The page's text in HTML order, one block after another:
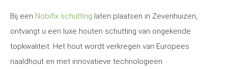
Bij een Nobifix schutting laten plaatsen in Zevenhuizen,
ontvangt u een luxe houten schutting van ongekende
topkwaliteit. Het hout wordt verkregen van Europees
naaldhout en met innovatieve technologieën